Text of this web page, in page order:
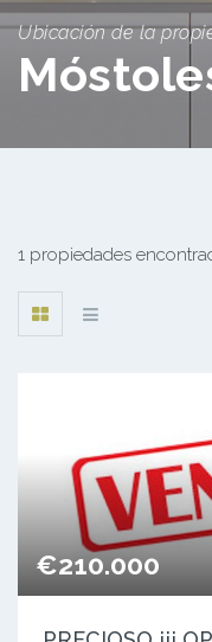
Ubicación de la
1 propiedades
€210.000